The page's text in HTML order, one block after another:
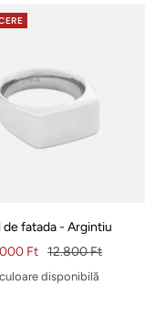
de fatada - Argintiu
Ft Pret
original
12.800 Ft
disponibilă